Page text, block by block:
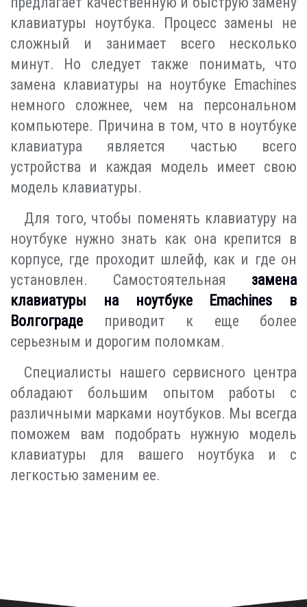
клавиатуры ноутбука. Процесс замены не
сложный и занимает всего несколько
минут. Но следует также понимать, что
замена клавиатуры на ноутбуке Emachines
немного сложнее, чем на персональном
компьютере. Причина в том, что в ноутбуке
клавиатура является частью всего
устройства и каждая модель имеет свою
модель клавиатуры.
Для того, чтобы поменять клавиатуру на
ноутбуке нужно знать как она крепится в
корпусе, где проходит шлейф, как и где он
установлен. Самостоятельная замена
клавиатуры на ноутбуке Emachines в
Волгограде приводит к еще более
серьезным и дорогим поломкам.
Специалисты нашего сервисного центра
обладают большим опытом работы с
различными марками ноутбуков. Мы всегда
поможем вам подобрать нужную модель
клавиатуры для вашего ноутбука и с
легкостью заменим ее.